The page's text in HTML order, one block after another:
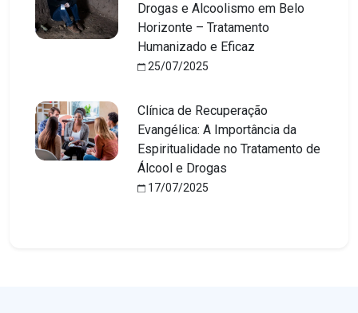
Drogas e Alcoolismo em Belo
Horizonte – Tratamento
Humanizado e Eficaz
25/07/2025
Clínica de Recuperação
Evangélica: A Importância da
Espiritualidade no Tratamento de
Álcool e Drogas
17/07/2025